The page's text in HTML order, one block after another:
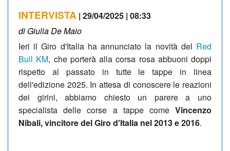
INTERVISTA | 29/04/2025 | 08:33
di Giulia De Maio
Ieri il Giro d'Italia ha annunciato la novità del Red
Bull KM, che porterà alla corsa rosa abbuoni doppi
rispetto al passato in tutte le tappe in linea
dell'edizione 2025. In attesa di conoscere le reazioni
dei girini, abbiamo chiesto un parere a uno
specialista delle corse a tappe come Vincenzo
Nibali, vincitore del Giro d'Italia nel 2013 e 2016.